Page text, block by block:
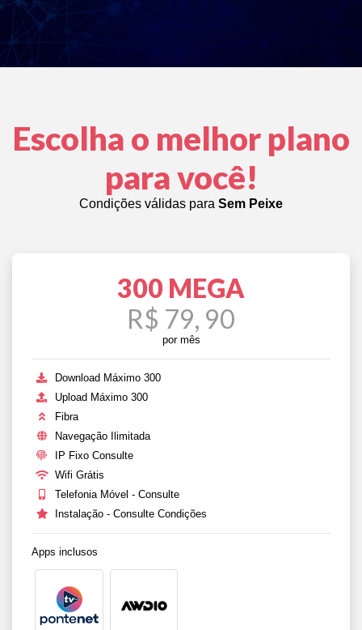
Escolha o melhor plano
para você!
Condições válidas para Sem Peixe
300 MEGA
R$ 79, 90
por mês
Download Máximo 300
Upload Máximo 300
Fibra
Navegação Ilimitada
IP Fixo Consulte
Wifi Grátis
Telefonia Móvel - Consulte
Instalação - Consulte Condições
Apps inclusos